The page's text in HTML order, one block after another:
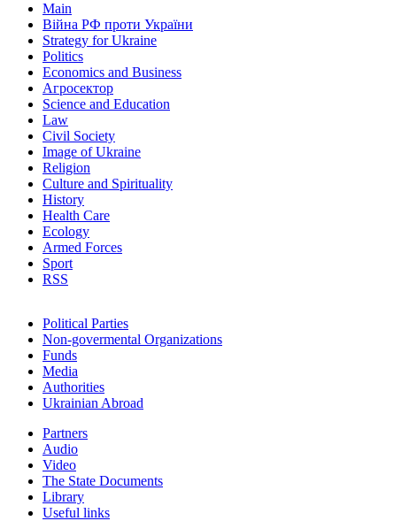
Main
Війна РФ проти України
Strategy for Ukraine
Politics
Economics and Business
Агросектор
Science and Education
Law
Civil Society
Image of Ukraine
Religion
Culture and Spirituality
History
Health Care
Ecology
Armed Forces
Sport
RSS
Political Parties
Non-govermental Organizations
Funds
Мedia
Authorities
Ukrainian Abroad
Partners
Audio
Video
The State Documents
Library
Useful links